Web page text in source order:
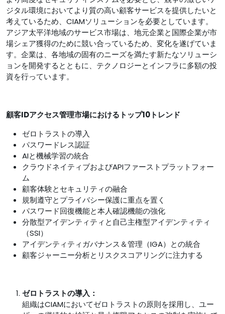
ジタル環境においてより質の高い顧客サービスを提供したいと
考えているため、CIAMソリューションを必要としています。
アジア太平洋地域のサービス市場は、地元企業と国際企業が市
場シェア獲得のために競い合っているため、変化を遂げていま
す。企業は、各地域の固有のニーズを満たす新たなソリューシ
ョンを開発するとともに、テクノロジーとインフラに多額の投
資を行っています。
顧客IDアクセス管理市場におけるトップ10トレンド
ゼロトラストの導入
パスワードレス認証
AIと機械学習の統合
クラウドネイティブおよびAPIファーストプラットフォー
ム
顧客体験とセキュリティの融合
規制遵守とプライバシー保護に重点を置く
パスワード回復機能と本人確認機能の強化
分散型アイデンティティと自己主権型アイデンティティ
（SSI）
アイデンティティガバナンス＆管理（IGA）との統合
顧客ジャーニー分析とリスクスコアリングに注力する
ゼロトラストの導入：
組織はCIAMにおいてゼロトラストの原則を採用し、ユー